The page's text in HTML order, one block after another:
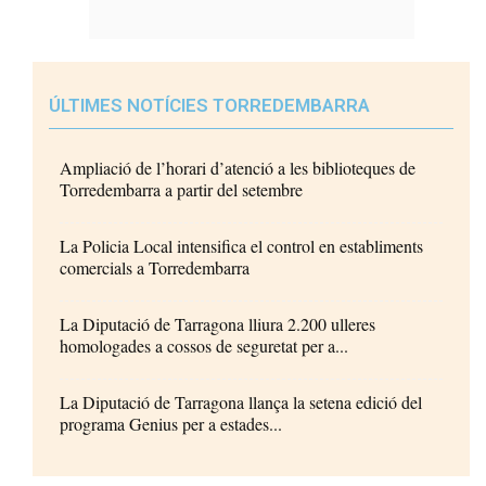
ÚLTIMES NOTÍCIES TORREDEMBARRA
Ampliació de l’horari d’atenció a les biblioteques de
Torredembarra a partir del setembre
La Policia Local intensifica el control en establiments
comercials a Torredembarra
La Diputació de Tarragona lliura 2.200 ulleres
homologades a cossos de seguretat per a...
La Diputació de Tarragona llança la setena edició del
programa Genius per a estades...